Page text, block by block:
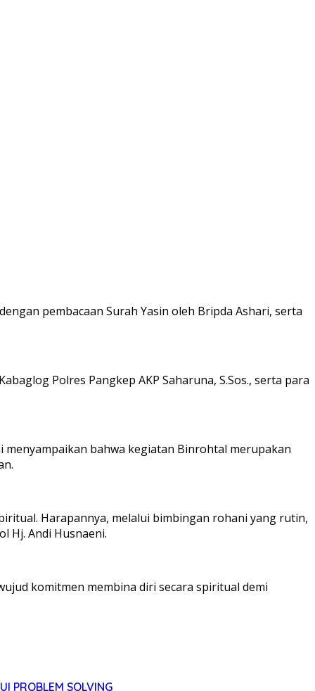
pembacaan Surah Yasin oleh Bripda Ashari, serta
Polres Pangkep AKP Saharuna, S.Sos., serta para
menyampaikan bahwa kegiatan Binrohtal merupakan
Harapannya, melalui bimbingan rohani yang rutin,
Hj. Andi Husnaeni.
komitmen membina diri secara spiritual demi
PROBLEM SOLVING